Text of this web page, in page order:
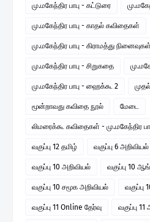
மு.மகேந்திர பாபு - கட்டுரை
மு.மகேந்திர பாபு - காதல் கவிதைகள்
மு.மகேந்திர பாபு - கிராமத்து நினைவுகள்
மு.மகேந்திர பாபு - சிறுகதை
மு.மகேந்திர பாபு - ஹைக்கூ 2
மூன்றாவது கவிதை நூல் மேடை
லிமரைக்கூ கவிதைகள் - மு.மகேந்திர
வகுப்பு 12 தமிழ் வகுப்பு 6 அறிவியல்
வகுப்பு 10 அறிவியல் வகுப்பு 10
வகுப்பு 10 சமூக அறிவியல் வகுப்பு
வகுப்பு 11 Online தேர்வு வகுப்பு